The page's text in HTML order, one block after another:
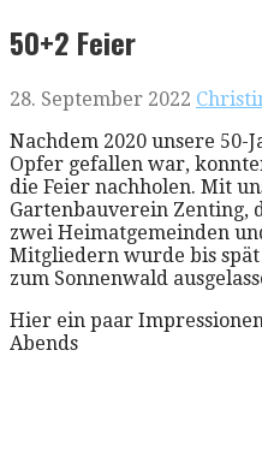
50+2 Feier
28. September 2022
Nachdem 2020 unsere 50-
Opfer gefallen war,
die Feier nachholen. Mit
Gartenbauverein Zenting,
zwei Heimatgemeinden
Mitgliedern wurde bis
zum Sonnenwald
Hier ein paar
Abends